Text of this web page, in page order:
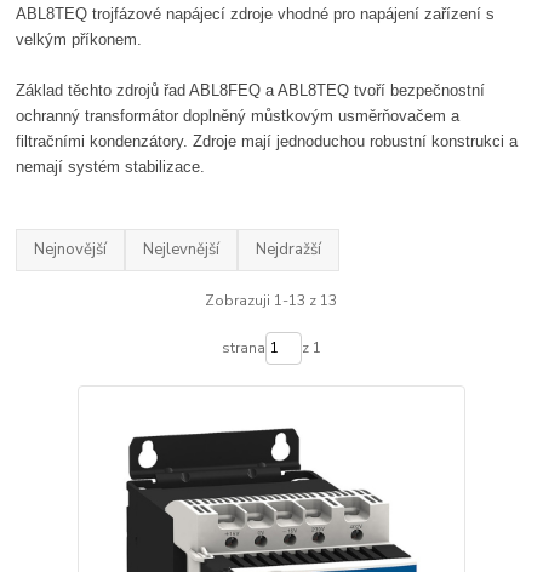
ABL8TEQ trojfázové napájecí zdroje vhodné pro napájení zařízení s
velkým příkonem.
Základ těchto zdrojů řad ABL8FEQ a ABL8TEQ tvoří bezpečnostní
ochranný transformátor doplněný můstkovým usměrňovačem a
filtračními kondenzátory. Zdroje mají jednoduchou robustní konstrukci a
nemají systém stabilizace.
Nejnovější Nejlevnější Nejdražší
Zobrazuji 1-13 z 13
strana z 1